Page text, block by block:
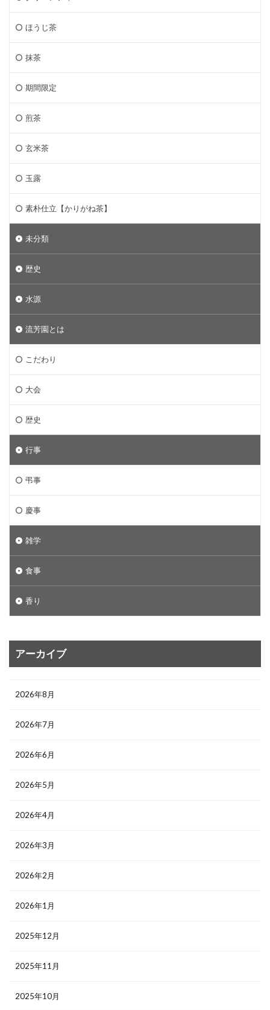
ほうじ茶
抹茶
期間限定
煎茶
玄米茶
玉露
素朴仕立【かりがね茶】
未分類
歴史
水源
流芳園とは
こだわり
大会
歴史
行事
弔事
慶事
雑学
食事
香り
アーカイブ
2026年8月
2026年7月
2026年6月
2026年5月
2026年4月
2026年3月
2026年2月
2026年1月
2025年12月
2025年11月
2025年10月